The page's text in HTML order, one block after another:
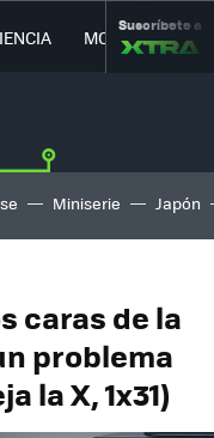
MOVILIDAD
Suscríbete a
Miniserie Japón
caras de la
problema
la X, 1x31)